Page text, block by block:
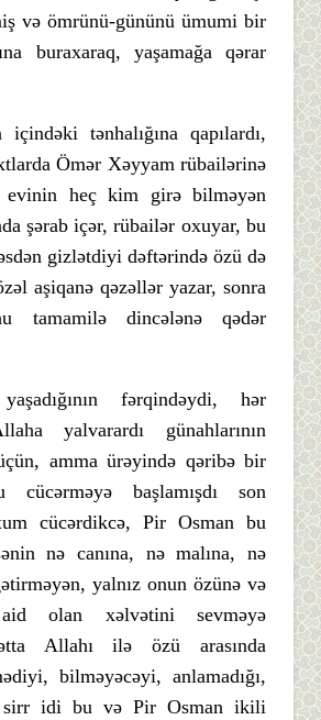
və ömrünü-gününü ümumi bir
buraxaraq, yaşamağa qərar
içindəki tənhalığına qapılardı,
Ömər Xəyyam rübailərinə
evinin heç kim girə bilməyən
şərab içər, rübailər oxuyar, bu
gizlətdiyi dəftərində özü də
aşiqanə qəzəllər yazar, sonra
tamamilə dincələnə qədər
fərqindəydi, hər
yalvarardı günahlarının
üçün, amma ürəyində qəribə bir
cücərməyə başlamışdı son
cücərdikcə, Pir Osman bu
nə canına, nə malına, nə
yalnız onun özünə və
olan xəlvətini sevməyə
Allahı ilə özü arasında
bilməyəcəyi, anlamadığı,
sirr idi bu və Pir Osman ikili